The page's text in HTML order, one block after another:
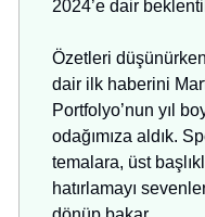
2024’e dair
Özetleri
dair ilk haberini
Portfolyo’nun yıl
odağımıza aldık.
temalara, üst
hatırlamayı